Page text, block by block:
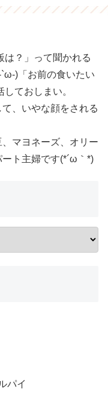
は？」って聞かれる
)「お前の食いたい
ておしまい。
、いやな顔をされる
マヨネーズ、オリー
ト主婦です(*´ω｀*)
パイ